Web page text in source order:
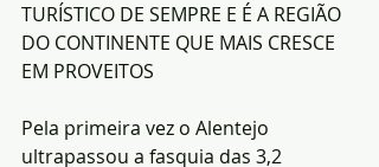
TURÍSTICO DE SEMPRE E É A REGIÃO
DO CONTINENTE QUE MAIS CRESCE
EM PROVEITOS
Pela primeira vez o Alentejo
ultrapassou a fasquia das 3,2